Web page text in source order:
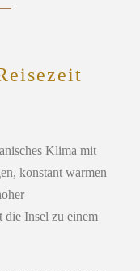
Klima mit
konstant warmen
die Insel zu einem